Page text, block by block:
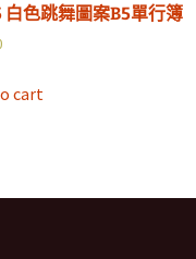
白色跳舞圖案B5單行簿
cart